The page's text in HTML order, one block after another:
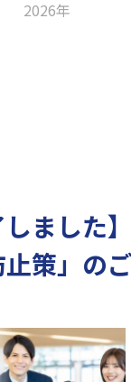
2026年
しまし
策」の